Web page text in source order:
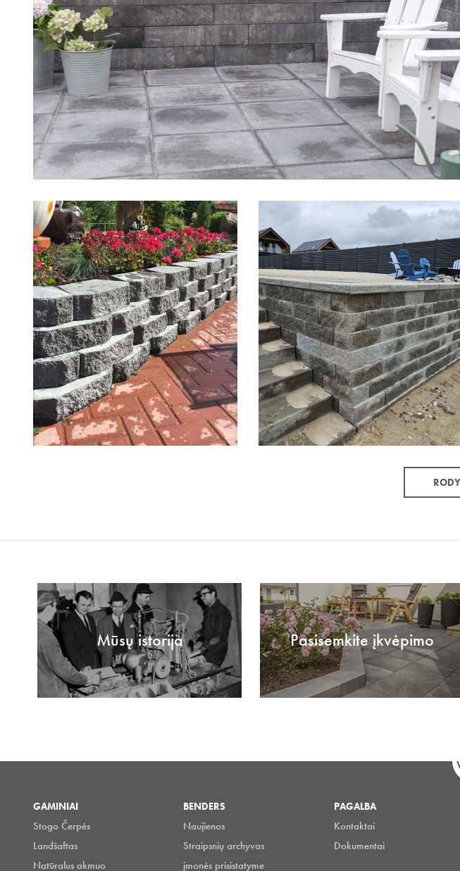
Mūsų istorija Pasisemkite įkvėpimo
GAMINIAI
Stogo Čerpės
Landšaftas
Natūralus akmuo
BENDERS
Naujienos
Straipsnių archyvas
įmonės prisistatyme
PAGALBA
Kontaktai
Dokumentai